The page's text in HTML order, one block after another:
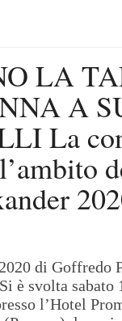
LA
A
La
di Goffredo
è svolta sabato
l’Hotel